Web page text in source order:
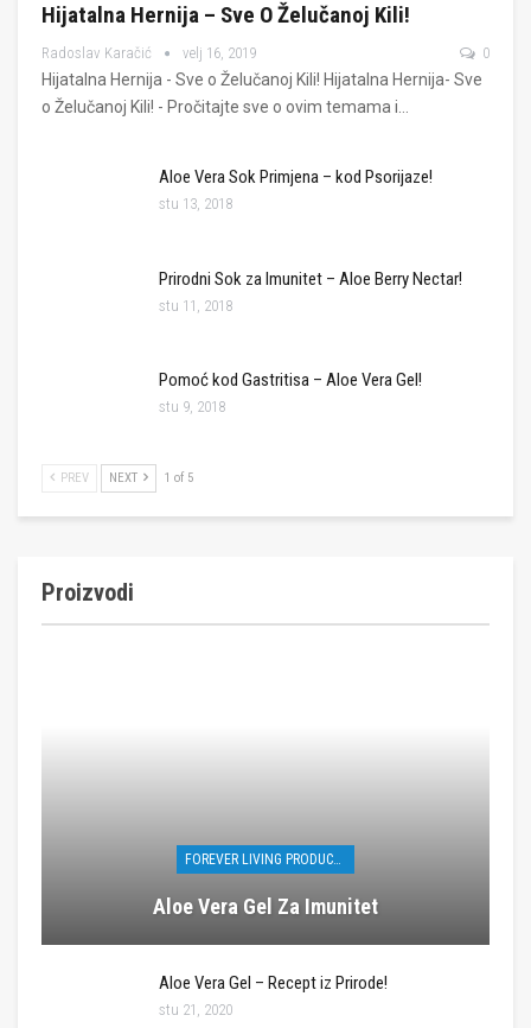
Hijatalna Hernija – Sve O Želučanoj Kili!
Radoslav Karačić velj 16, 2019 0
Hijatalna Hernija - Sve o Želučanoj Kili! Hijatalna Hernija- Sve
o Želučanoj Kili! - Pročitajte sve o ovim temama i…
Aloe Vera Sok Primjena – kod Psorijaze!
stu 13, 2018
Prirodni Sok za Imunitet – Aloe Berry Nectar!
stu 11, 2018
Pomoć kod Gastritisa – Aloe Vera Gel!
stu 9, 2018
PREV NEXT 1 of 5
Proizvodi
Aloe Vera Gel Za Imunitet
Aloe Vera Gel – Recept iz Prirode!
stu 21, 2020